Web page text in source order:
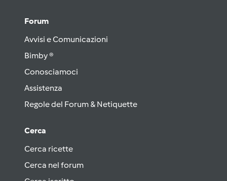
Forum
Avvisi e Comunicazioni
Bimby ®
Conosciamoci
Assistenza
Regole del Forum & Netiquette
Cerca
Cerca ricette
Cerca nel forum